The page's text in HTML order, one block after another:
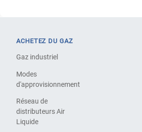
ACHETEZ DU GAZ
Gaz industriel
Modes
d'approvisionnement
Réseau de
distributeurs Air
Liquide